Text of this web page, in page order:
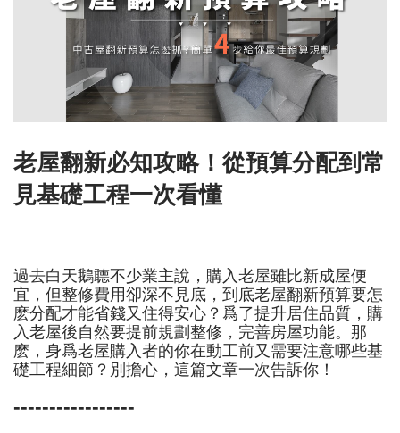
老屋翻新必知攻略！從預算分配到常
見基礎工程一次看懂
過去白天鵝聼不少業主說，購入老屋雖比新成屋便
宜，但整修費用卻深不見底，到底老屋翻新預算要怎
麽分配才能省錢又住得安心？爲了提升居住品質，購
入老屋後自然要提前規劃整修，完善房屋功能。那
麽，身爲老屋購入者的你在動工前又需要注意哪些基
礎工程細節？別擔心，這篇文章一次告訴你！
-----------------